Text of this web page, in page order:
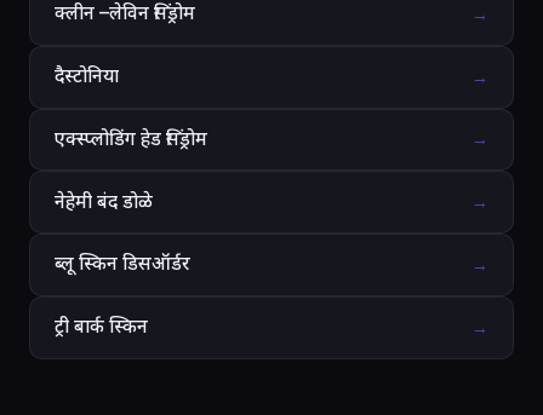
क्लीन –लेविन सिंड्रोम →
दैस्टोनिया →
एक्स्प्लोडिंग हेड सिंड्रोम →
नेहेमी बंद डोळे →
ब्लू स्किन डिसऑर्डर →
ट्री बार्क स्किन →